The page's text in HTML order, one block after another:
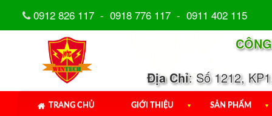
0912 826 117 - 0918 776 117 - 0911 402 115
Địa Chỉ: Số 1212,
TRANG CHỦ GIỚI THIỆU ▼ SẢN PHẨM ▼